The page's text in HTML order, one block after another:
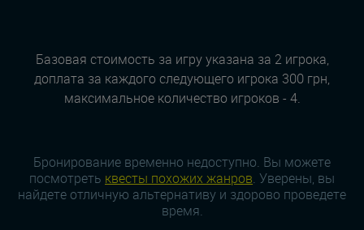
Базовая стоимость за игру указана за 2 игрока,
доплата за каждого следующего игрока 300 грн,
максимальное количество игроков - 4.
Бронирование временно недоступно. Вы можете
посмотреть квесты похожих жанров. Уверены, вы
найдете отличную альтернативу и здорово проведете
время.